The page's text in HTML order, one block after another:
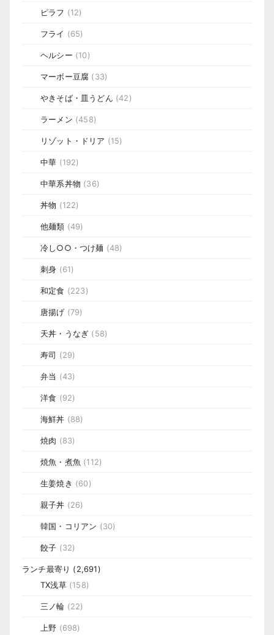
ピラフ (12)
フライ (65)
ヘルシー (10)
マーボー豆腐 (33)
やきそば・皿うどん (42)
ラーメン (458)
リゾット・ドリア (15)
中華 (192)
中華系丼物 (36)
丼物 (122)
他麺類 (49)
冷し○○・つけ麺 (48)
刺身 (61)
和定食 (223)
唐揚げ (79)
天丼・うなぎ (58)
寿司 (29)
弁当 (43)
洋食 (92)
海鮮丼 (88)
焼肉 (83)
焼魚・煮魚 (112)
生姜焼き (60)
親子丼 (26)
韓国・コリアン (30)
餃子 (32)
ランチ最寄り (2,691)
TX浅草(158)
三ノ輪 (22)
上野 (698)